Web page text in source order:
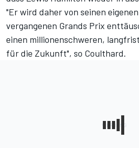
"Er wird daher von seinen
vergangenen Grands Prix
einen millionenschweren,
für die Zukunft", so Coulthard.